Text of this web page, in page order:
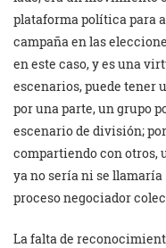
plataforma política para
campaña en las
en este caso, y es una
escenarios, puede tener
por una parte, un grupo
escenario de división;
compartiendo con otros,
ya no sería ni se llamaría
proceso negociador
La falta de